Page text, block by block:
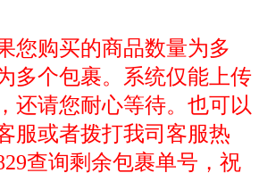
您购买的商品数量为多
多个包裹。系统仅能上传
还请您耐心等待。也可以
服或者拨打我司客服热
查询剩余包裹单号，祝